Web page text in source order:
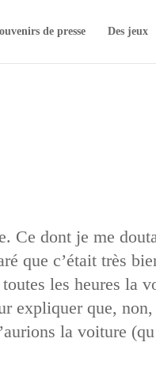
de presse Des jeux
Ce dont je me
que c’était très
les heures la
expliquer que,
la voiture